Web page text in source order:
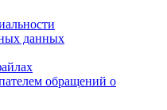
данных
обращений о